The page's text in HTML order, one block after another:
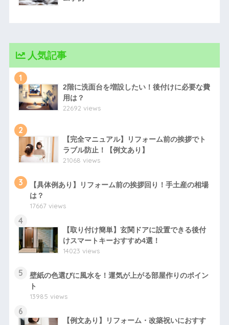
人気記事
1
2階に洗面台を増設したい！後付けに必要な費
用は？
22692 views
2
【完全マニュアル】リフォーム前の挨拶でト
ラブル防止！【例文あり】
21068 views
3
【具体例あり】リフォーム前の挨拶回り！手土産の相場
は？
17667 views
4
【取り付け簡単】玄関ドアに設置できる後付
けスマートキーおすすめ4選！
14023 views
5
壁紙の色選びに風水を！運気が上がる部屋作りのポイン
ト
13985 views
6
【例文あり】リフォーム・改築祝いにおすす